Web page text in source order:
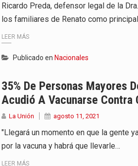
Ricardo Preda, defensor legal de la
los familiares de Renato como
LEER MÁS
Publicado en Nacionales
35% De Personas Mayores
Acudió A Vacunarse Contra
La Unión agosto 11, 2021
"Llegará un momento en que la gente
por la vacuna y habrá que llevarle…
LEER MÁS